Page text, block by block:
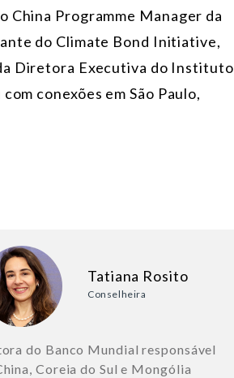
China Programme Manager da
do Climate Bond Initiative,
Diretora Executiva do Instituto
conexões emSão Paulo,
Tatiana Rosito
Conselheira
do Banco Mundial responsável
Coreia do Sul e Mongólia